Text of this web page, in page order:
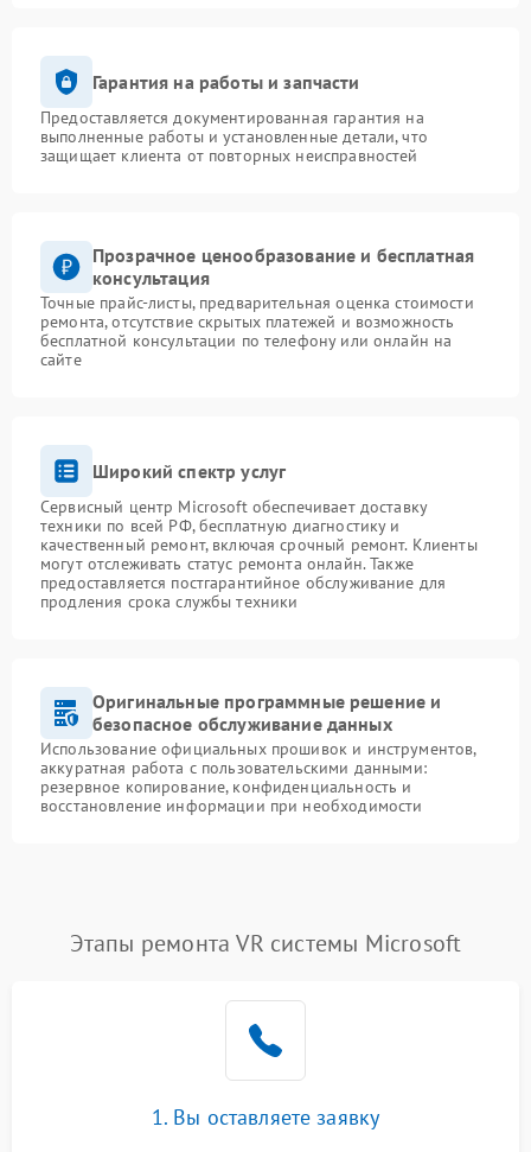
Гарантия на работы и запчасти
Предоставляется документированная гарантия на
выполненные работы и установленные детали, что
защищает клиента от повторных неисправностей
Прозрачное ценообразование и бесплатная
консультация
Точные прайс-листы, предварительная оценка стоимости
ремонта, отсутствие скрытых платежей и возможность
бесплатной консультации по телефону или онлайн на
сайте
Широкий спектр услуг
Сервисный центр Microsoft обеспечивает доставку
техники по всей РФ, бесплатную диагностику и
качественный ремонт, включая срочный ремонт. Клиенты
могут отслеживать статус ремонта онлайн. Также
предоставляется постгарантийное обслуживание для
продления срока службы техники
Оригинальные программные решение и
безопасное обслуживание данных
Использование официальных прошивок и инструментов,
аккуратная работа с пользовательскими данными:
резервное копирование, конфиденциальность и
восстановление информации при необходимости
Этапы ремонта VR системы Microsoft
1. Вы оставляете заявку